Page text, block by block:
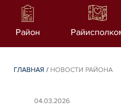
Район
ГЛАВНАЯ / НОВОСТИ РАЙОНА
04.03.2026